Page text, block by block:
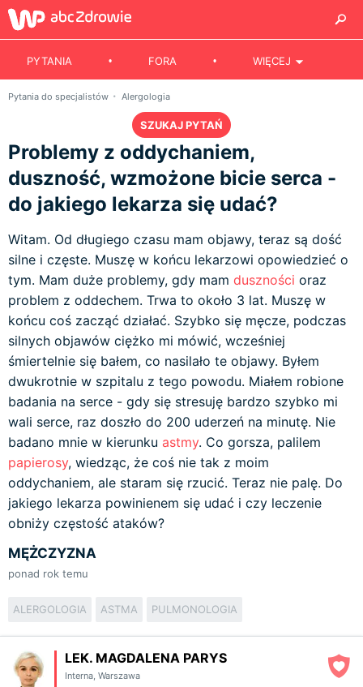
PYTANIA FORA WIĘCEJ
Pytania do specjalistów Alergologia
SZUKAJ PYTAŃ
Problemy z oddychaniem,
duszność, wzmożone bicie serca -
do jakiego lekarza się udać?
Witam. Od długiego czasu mam objawy, teraz są dość
silne i częste. Muszę w końcu lekarzowi opowiedzieć o
tym. Mam duże problemy, gdy mam duszności oraz
problem z oddechem. Trwa to około 3 lat. Muszę w
końcu coś zacząć działać. Szybko się męcze, podczas
silnych objawów ciężko mi mówić, wcześniej
śmiertelnie się bałem, co nasilało te objawy. Byłem
dwukrotnie w szpitalu z tego powodu. Miałem robione
badania na serce - gdy się stresuję bardzo szybko mi
wali serce, raz doszło do 200 uderzeń na minutę. Nie
badano mnie w kierunku astmy. Co gorsza, palilem
papierosy, wiedząc, że coś nie tak z moim
oddychaniem, ale staram się rzucić. Teraz nie palę. Do
jakiego lekarza powinienem się udać i czy leczenie
obniży częstość ataków?
MĘŻCZYZNA
ponad rok temu
ALERGOLOGIA ASTMA PULMONOLOGIA
LEK. MAGDALENA PARYS
Interna, Warszawa